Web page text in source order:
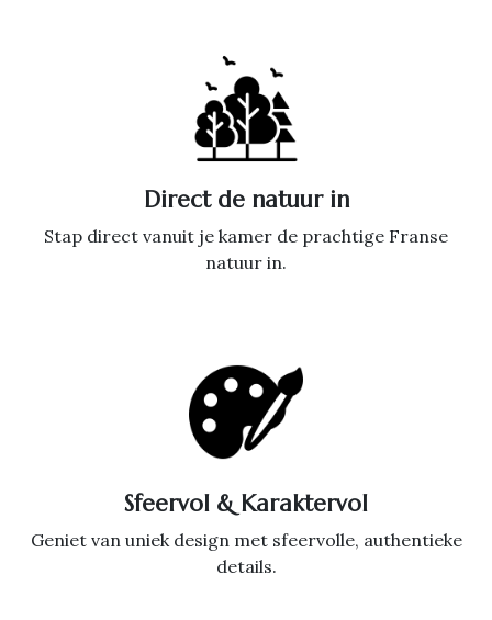
Direct de natuur in
Stap direct vanuit je kamer de prachtige Franse
natuur in.
Sfeervol & Karaktervol
Geniet van uniek design met sfeervolle, authentieke
details.